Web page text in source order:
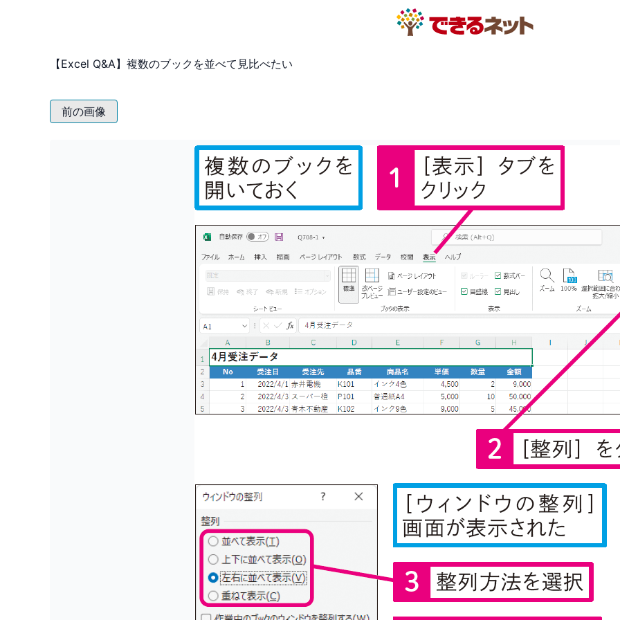
【Excel Q&A】複数のブックを並べて見比べたい
前の画像